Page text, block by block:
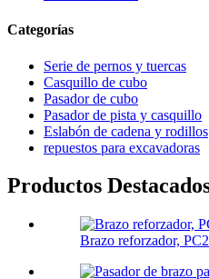
Categorías
Serie de pernos y tuercas
Casquillo de cubo
Pasador de cubo
Pasador de pista y casquillo
Eslabón de cadena y rodillos
repuestos para excavadoras
Productos
Brazo reforzador,